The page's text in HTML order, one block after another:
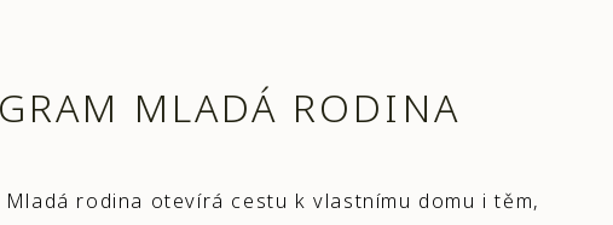
MLADÁ RODINA
Mladá rodina otevírá cestu k vlastnímu domu i těm,